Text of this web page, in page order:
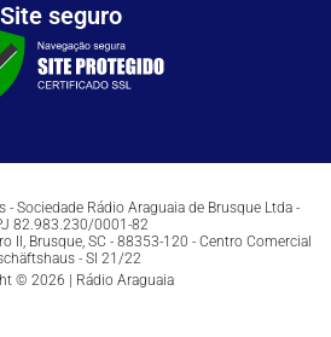
Site seguro
Sociedade Rádio Araguaia de Brusque Ltda -
82.983.230/0001-82
II, Brusque, SC - 88353-120 - Centro Comercial
- Sl 21/22
© 2026 | Rádio Araguaia